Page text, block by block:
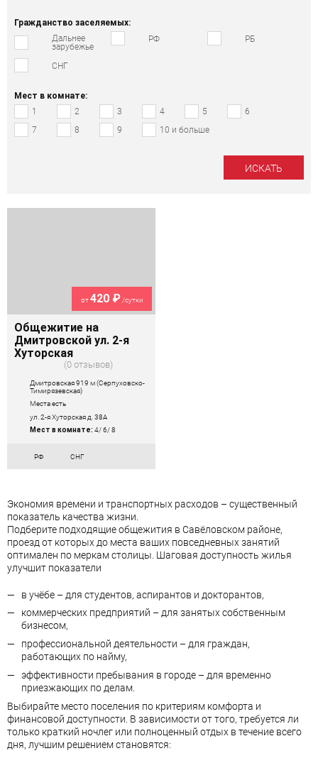
Гражданство заселяемых:
Дальнее
зарубежье
РФ РБ
СНГ
Мест в комнате:
1
2 3 4 5
6
7
8 9 10 и больше
от420 ₽/сутки
Общежитие на
Дмитровской ул. 2-я
Хуторская
0 отзывов
Дмитровская 919 м (Серпуховско-
Тимирязевская)
Места есть
ул. 2-я Хуторская д. 38А
Мест в комнате: 4/ 6/ 8
РФ СНГ
Экономия времени и транспортных расходов – существенный
показатель качества жизни.
Подберите подходящие общежития в Савёловском районе,
проезд от которых до места ваших повседневных занятий
оптимален по меркам столицы. Шаговая доступность жилья
улучшит показатели
в учёбе – для студентов, аспирантов и докторантов,
коммерческих предприятий – для занятых собственным
бизнесом,
профессиональной деятельности – для граждан,
работающих по найму,
эффективности пребывания в городе – для временно
приезжающих по делам.
Выбирайте место поселения по критериям комфорта и
финансовой доступности. В зависимости от того, требуется ли
только краткий ночлег или полноценный отдых в течение всего
дня, лучшим решением становятся: